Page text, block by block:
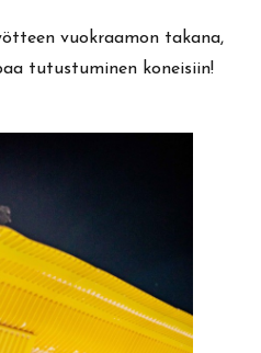
vuokraamon takana,
tutustuminen koneisiin!